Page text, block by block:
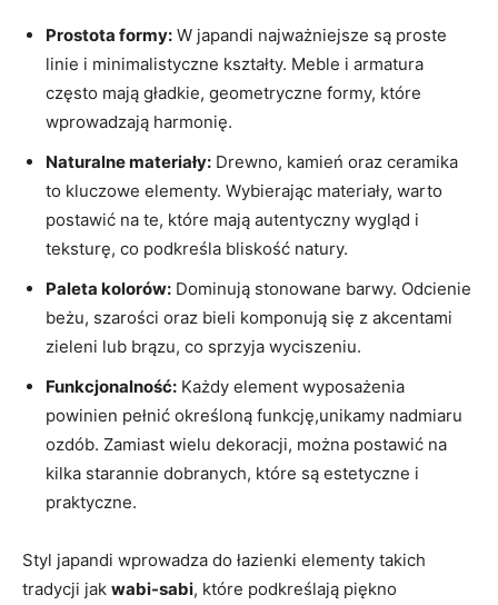
Prostota formy: W japandi najważniejsze są proste
linie i minimalistyczne kształty. Meble i armatura
często mają gładkie, geometryczne formy, które
wprowadzają harmonię.
Naturalne materiały: Drewno, kamień oraz ceramika
to kluczowe elementy. Wybierając materiały, warto
postawić na te, które mają autentyczny wygląd i
teksturę, co podkreśla bliskość natury.
Paleta kolorów: Dominują stonowane barwy. Odcienie
beżu, szarości oraz bieli komponują się z akcentami
zieleni lub brązu, co sprzyja wyciszeniu.
Funkcjonalność: Każdy element wyposażenia
powinien pełnić określoną funkcję,unikamy nadmiaru
ozdób. Zamiast wielu dekoracji, można postawić na
kilka starannie dobranych, które są estetyczne i
praktyczne.
Styl japandi wprowadza do łazienki elementy takich
tradycji jak wabi-sabi, które podkreślają piękno